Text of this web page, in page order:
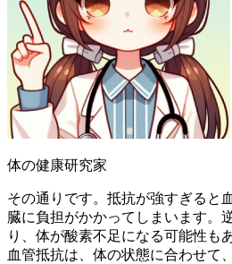
体の健康研究家
その通りです。抵抗が強すぎると
臓に負担がかかってしまいます。
り、体が酸素不足になる可能性も
血管抵抗は、体の状態に合わせて